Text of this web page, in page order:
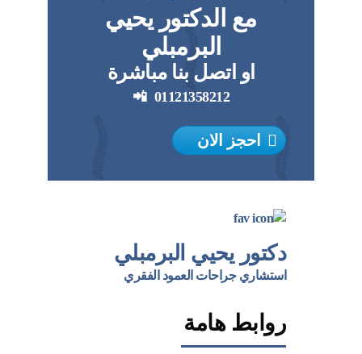
مع الدكتور يحيي
البرمبلي
او اتصل بنا مباشرة
01121358212
📲
احجز الان
دكتور يحيي البرمبلي
استشاري جراحات العمود الفقري
روابط هامة